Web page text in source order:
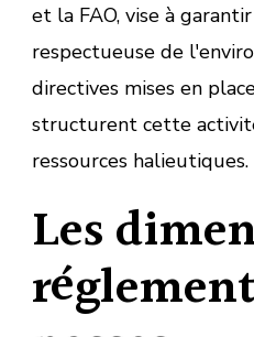
et la FAO, vise à
respectueuse de
directives mises en
structurent cette
ressources halieutiques.
Les